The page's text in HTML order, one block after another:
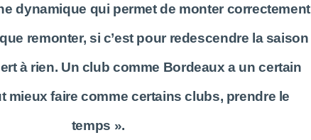
dynamique qui permet de monter correctement
remonter, si c’est pour redescendre la saison
à rien. Un club comme Bordeaux a un certain
mieux faire comme certains clubs, prendre le
temps ».